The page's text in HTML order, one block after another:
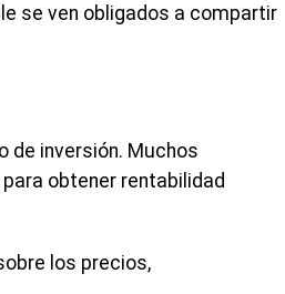
se ven obligados a compartir
de inversión. Muchos
obtener rentabilidad
los precios,